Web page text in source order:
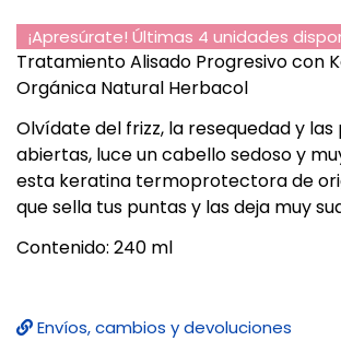
¡Apresúrate! Últimas 4 unidades
Tratamiento Alisado Progresivo con
Orgánica Natural Herbacol
Olvídate del frizz, la resequedad y las
abiertas, luce un cabello sedoso y
esta keratina termoprotectora de
que sella tus puntas y las deja muy
Contenido: 240 ml
Envíos, cambios y devoluciones